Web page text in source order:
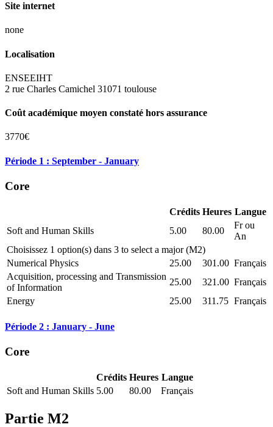
Site internet
none
Localisation
ENSEEIHT
2 rue Charles Camichel 31071 toulouse
Coût académique moyen constaté hors assurance
3770€
Période 1 : September - January
Core
Crédits Heures Langue
Soft and Human Skills
5.00 80.00
Fr ou
An
Choisissez 1 option(s) dans 3 to select a major (M2)
Numerical Physics
25.00 301.00 Français
Acquisition, processing and Transmission
of Information
25.00 321.00 Français
Energy
25.00 311.75 Français
Période 2 : January - June
Core
Crédits Heures Langue
Soft and Human Skills 5.00 80.00 Français
Partie M2